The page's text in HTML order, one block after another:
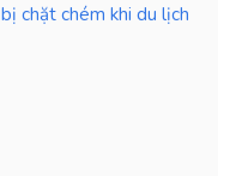
chặt chém khi du lịch